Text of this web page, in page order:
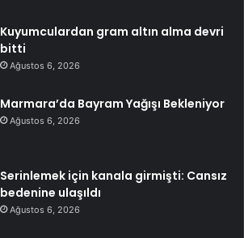
Kuyumculardan gram altın alma devri
bitti
Ağustos 6, 2026
Marmara’da Bayram Yağışı Bekleniyor
Ağustos 6, 2026
Serinlemek için kanala girmişti: Cansız
bedenine ulaşıldı
Ağustos 6, 2026